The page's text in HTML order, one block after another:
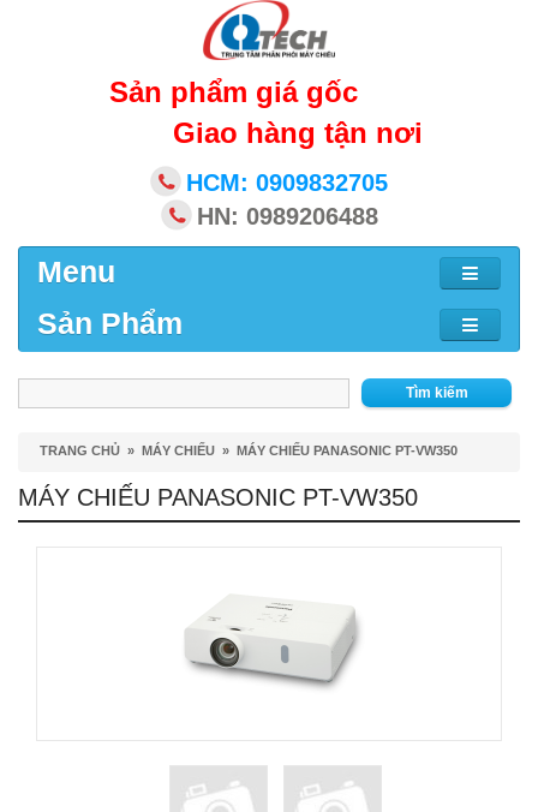
Sản phẩm giá gốc
Giao hàng tận nơi
HCM: 0909832705
HN: 0989206488
Menu
Sản Phẩm
Tìm kiếm
TRANG CHỦ » MÁY CHIẾU » MÁY CHIẾU PANASONIC PT-VW350
MÁY CHIẾU PANASONIC PT-VW350